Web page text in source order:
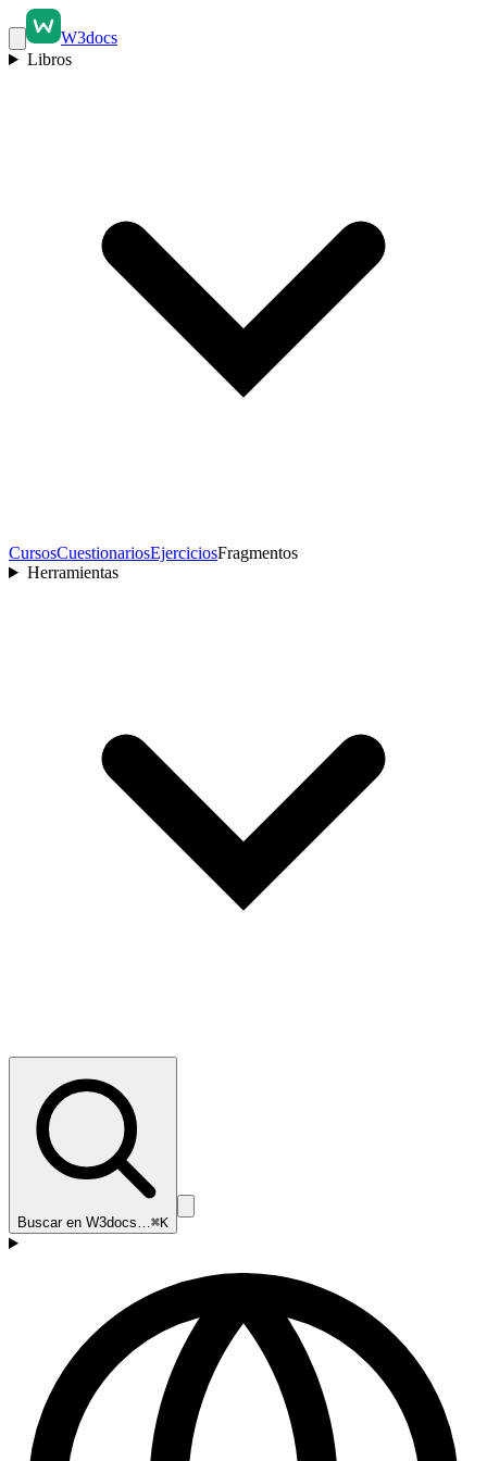
W3docs
Libros
CursosCuestionariosEjerciciosFragmentos
Herramientas
Buscar en W3docs…⌘K